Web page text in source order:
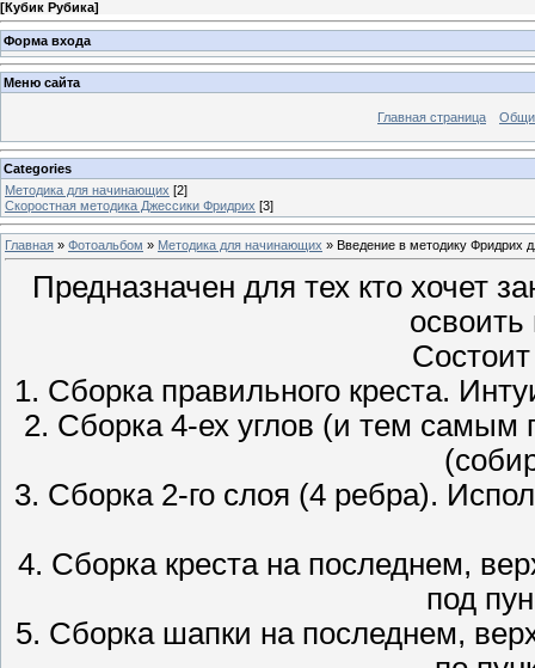
[Кубик Рубика]
Форма входа
Меню сайта
Главная страница
Categories
Методика для начинающих [2]
Скоростная методика Джессики Фридрих [3]
Главная » Фотоальбом » Методика для начинающих » Введение в методику Фридрих
Предназначен для тех кто хочет
1. Сборка правильного креста.
2. Сборка 4-ех углов (и тем самым
3. Сборка 2-го слоя (4 ребра).
4. Сборка креста на последнем,
под
5. Сборка шапки на последнем,